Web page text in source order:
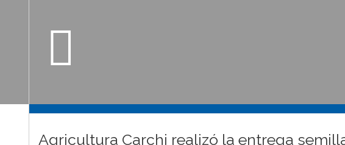
Agricultura Carchi realizó la entrega